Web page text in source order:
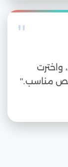
"
واخترت
مناسب."